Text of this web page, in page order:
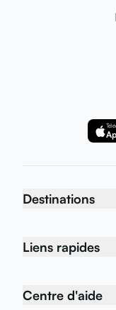
Destinations
Liens rapides
Centre d'aide